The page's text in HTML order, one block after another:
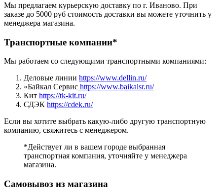
Мы предлагаем курьерскую доставку по г. Иваново. При
заказе до 5000 руб стоимость доставки вы можете уточнить у
менеджера магазина.
Транспортные компании*
Мы работаем со следующими транспортными компаниями:
Деловые линии https://www.dellin.ru/
«Байкал Сервис https://www.baikalsr.ru/
Кит https://tk-kit.ru/
СДЭК https://cdek.ru/
Если вы хотите выбрать какую-либо другую транспортную
компанию, свяжитесь с менеджером.
*Действует ли в вашем городе выбранная
транспортная компания, уточняйте у менеджера
магазина.
Самовывоз из магазина